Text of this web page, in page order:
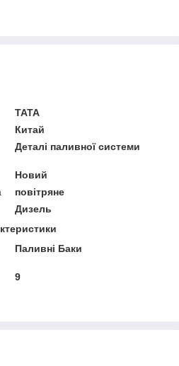
TATA
Китай
Деталі паливної системи
Новий
повітряне
Дизель
Паливні Баки
9